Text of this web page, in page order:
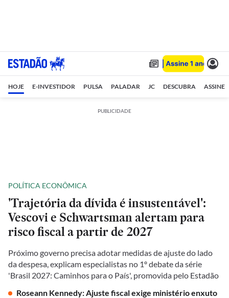
HOJE E-INVESTIDOR PULSA PALADAR JC DESCUBRA ASSINE
PUBLICIDADE
POLÍTICA ECONÔMICA
'Trajetória da dívida é insustentável':
Vescovi e Schwartsman alertam para
risco fiscal a partir de 2027
Próximo governo precisa adotar medidas de ajuste do lado
da despesa, explicam especialistas no 1º debate da série
'Brasil 2027: Caminhos para o País', promovida pelo Estadão
Roseann Kennedy: Ajuste fiscal exige ministério enxuto